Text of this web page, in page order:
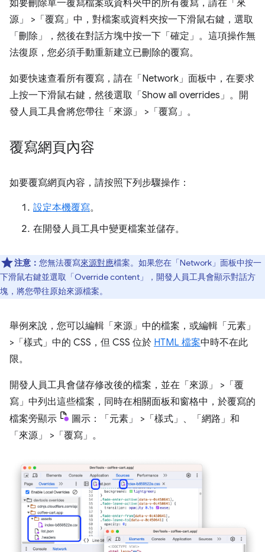
如要刪除單一覆寫檔案或資料夾中的所有覆寫，請在「來
源」
>「覆寫」 中，對檔案或資料夾按一下滑鼠右鍵，選取
「刪除」
，然後在對話方塊中按一下「確定」 。這項操作無
法復原，您必須手動重新建立已刪除的覆寫。
如要快速查看所有覆寫，請在「Network」 面板中，在要求
上按一下滑鼠右鍵，然後選取「Show all overrides」 。開
發人員工具會將您帶往「來源」
>「覆寫」 。
覆寫網頁內容
如要覆寫網頁內容，請按照下列步驟操作：
設定本機覆寫。
在開發人員工具中變更檔案並儲存。
注意： 您無法覆寫來源對應檔案。如果您在「Network」 面板中按一
下滑鼠右鍵並選取「Override content」
，開發人員工具會顯示對話方
塊，將您帶往原始來源檔案。
舉例來說，您可以編輯「來源」 中的檔案，或編輯「元素」
>「樣式」 中的 CSS，但 CSS 位於 HTML 檔案中時不在此
限。
開發人員工具會儲存修改後的檔案，並在「來源」
>「覆
寫」 中列出這些檔案，同時在相關面板和窗格中，於覆寫的
檔案旁顯示
圖示：「元素」 >「樣式」 、「網路」 和
「來源」
>「覆寫」 。